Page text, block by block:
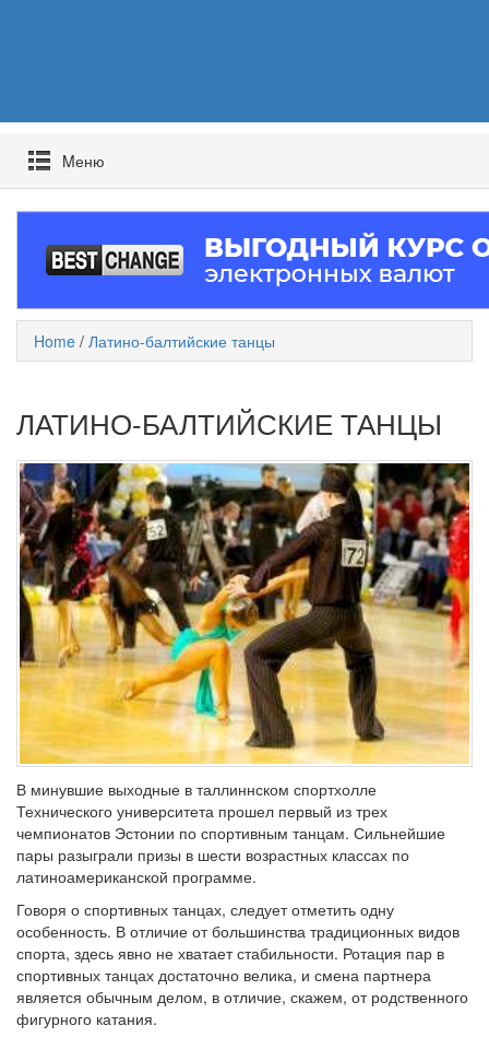
Mеню
Home / Латино-балтийские танцы
ЛАТИНО-БАЛТИЙСКИЕ ТАНЦЫ
В минувшие выходные в таллиннском спортхолле
Технического университета прошел первый из трех
чемпионатов Эстонии по спортивным танцам. Сильнейшие
пары разыграли призы в шести возрастных классах по
латиноамериканской программе.
Говоря о спортивных танцах, следует отметить одну
особенность. В отличие от большинства традиционных видов
спорта, здесь явно не хватает стабильности. Ротация пар в
спортивных танцах достаточно велика, и смена партнера
является обычным делом, в отличие, скажем, от родственного
фигурного катания.